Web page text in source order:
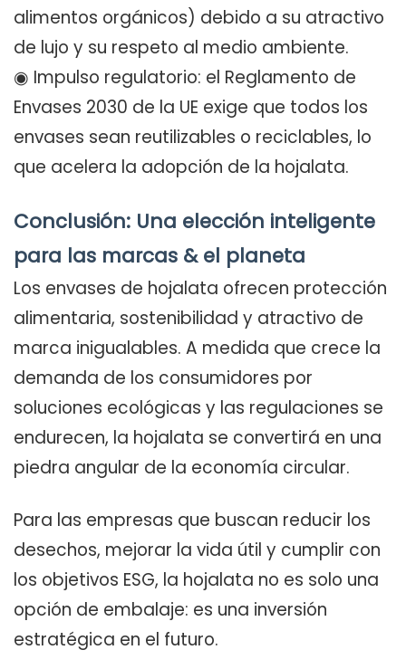
alimentos orgánicos) debido a su atractivo
de lujo y su respeto al medio ambiente.
◉ Impulso regulatorio: el Reglamento de
Envases 2030 de la UE exige que todos los
envases sean reutilizables o reciclables, lo
que acelera la adopción de la hojalata.
Conclusión: Una elección inteligente
para las marcas & el planeta
Los envases de hojalata ofrecen protección
alimentaria, sostenibilidad y atractivo de
marca inigualables. A medida que crece la
demanda de los consumidores por
soluciones ecológicas y las regulaciones se
endurecen, la hojalata se convertirá en una
piedra angular de la economía circular.
Para las empresas que buscan reducir los
desechos, mejorar la vida útil y cumplir con
los objetivos ESG, la hojalata no es solo una
opción de embalaje: es una inversión
estratégica en el futuro.